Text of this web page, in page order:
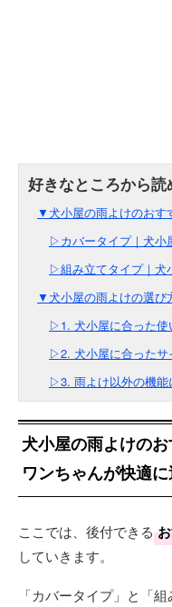
▼犬小屋の雨よけのおす
▷カバータイプ｜犬小
▷組み立てタイプ｜犬
▼犬小屋の雨よけの選び
▷1. 犬小屋に合った使
▷2. 犬小屋に合ったサ
▷3. 雨よけ以外の機能
犬小屋の雨よけの
ワンちゃんが快適
ここでは、後付できる
していきます。
「カバータイプ」と「